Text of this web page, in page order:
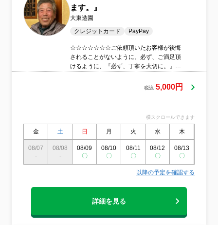
ます。』
大東造園
クレジットカード
PayPay
☆☆☆☆☆☆☆ご依頼頂いたお客様が後悔
されることがないように、必ず、ご満足頂
けるように、『必ず、丁寧を大切に。』祖
税込 5,000円
横スクロールできます
金 土 日 月 火 水 木
08/07
-
08/08
-
08/09
〇
08/10
〇
08/11
〇
08/12
〇
08/13
〇
以降の予定を確認する
詳細を見る